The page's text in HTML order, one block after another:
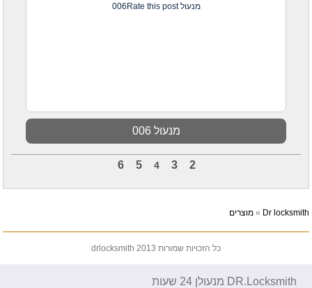
מנעול 006Rate this post
מנעול 006
2
3
4
5
6
Dr locksmith
»מוצרים
כל הזכויות שמורות drlocksmith 2013
DR.Locksmith מנעולן 24 שעות